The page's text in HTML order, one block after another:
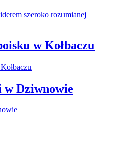
w Kołbaczu
Dziwnowie